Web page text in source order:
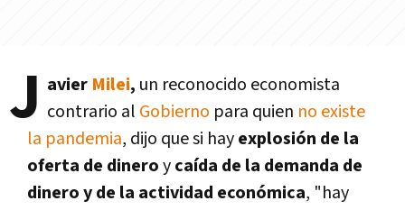
J avier Milei, un reconocido economista
contrario al Gobierno para quien no existe
la pandemia, dijo que si hayexplosión de la
oferta de dineroycaída de la demanda de
dinero y de la actividad económica, "hay